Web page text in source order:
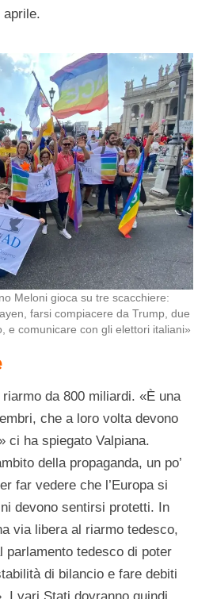
aprile.
Meloni gioca su tre scacchiere:
farsi compiacere da Trump, due
e comunicare con gli elettori italiani»
da 800 miliardi. «È una
che a loro volta devono
ci ha spiegato Valpiana.
della propaganda, un po’
far vedere che l’Europa si
devono sentirsi protetti. In
via libera al riarmo tedesco,
parlamento tedesco di poter
di bilancio e fare debiti